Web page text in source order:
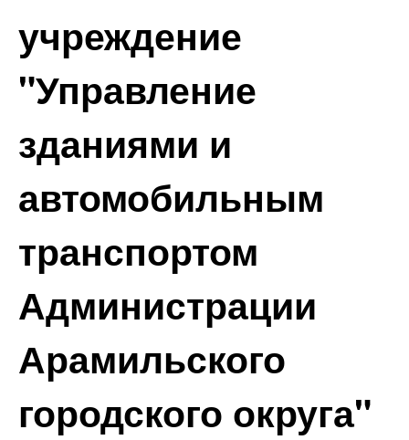
учреждение
"Управление
зданиями и
автомобильным
транспортом
Администрации
Арамильского
городского округа"